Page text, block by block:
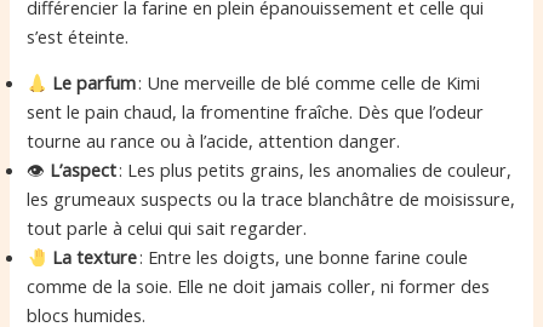
différencier la farine en plein épanouissement et celle qui
s’est éteinte.
Le parfum: Une merveille de blé comme celle de Kimi
sent le pain chaud, la fromentine fraîche. Dès que l’odeur
tourne au rance ou à l’acide, attention danger.
👁 L’aspect: Les plus petits grains, les anomalies de couleur,
les grumeaux suspects ou la trace blanchâtre de moisissure,
tout parle à celui qui sait regarder.
La texture: Entre les doigts, une bonne farine coule
comme de la soie. Elle ne doit jamais coller, ni former des
blocs humides.